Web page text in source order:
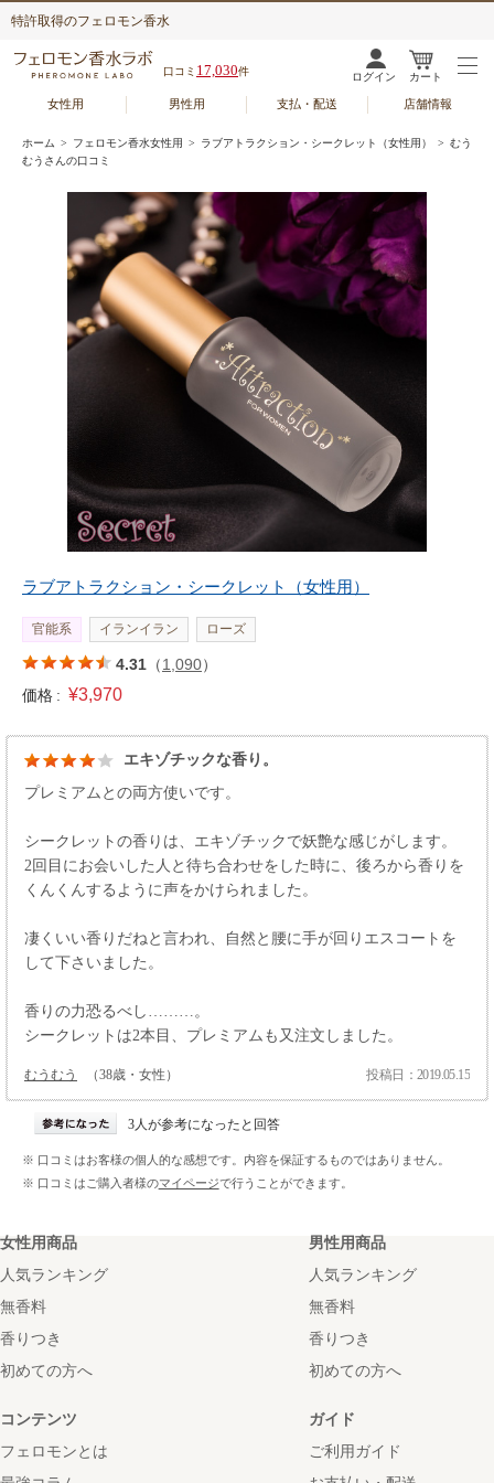
特許取得のフェロモン香水
口コミ 17,030件 ログイン カート
女性用 男性用 支払・配送 店舗情報
ホーム > フェロモン香水女性用 > ラブアトラクション・シークレット（女性用）
> むう
むうさんの口コミ
ラブアトラクション・シークレット（女性用）
官能系 イランイラン ローズ
4.31 （1,090）
価格 : ¥3,970
エキゾチックな香り。
プレミアムとの両方使いです。
シークレットの香りは、エキゾチックで妖艶な感じがします。
2回目にお会いした人と待ち合わせをした時に、後ろから香りを
くんくんするように声をかけられました。
凄くいい香りだねと言われ、自然と腰に手が回りエスコートを
して下さいました。
香りの力恐るべし………。
シークレットは2本目、プレミアムも又注文しました。
むうむう （38歳・女性） 投稿日：2019.05.15
3人が参考になったと回答
※ 口コミはお客様の個人的な感想です。内容を保証するものではありません。
※ 口コミはご購入者様のマイページで行うことができます。
女性用商品
人気ランキング
無香料
香りつき
初めての方へ
男性用商品
人気ランキング
無香料
香りつき
初めての方へ
コンテンツ
フェロモンとは
ガイド
ご利用ガイド